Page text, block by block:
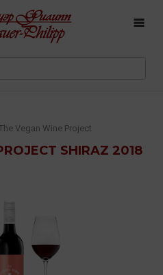
SHIRAZ 2018
Vegan Wine Project